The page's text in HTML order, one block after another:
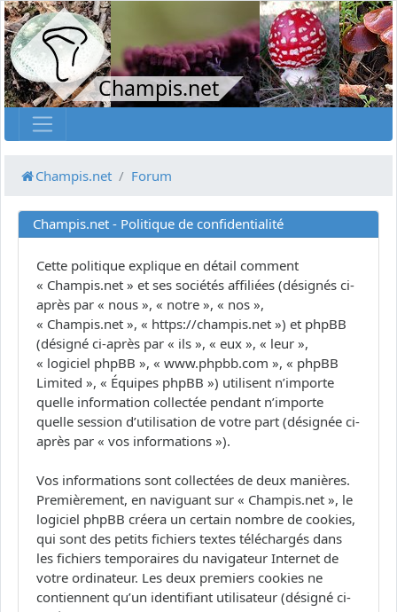
Champis.net
Champis.net Forum
Champis.net - Politique de confidentialité
Cette politique explique en détail comment
« Champis.net » et ses sociétés affiliées (désignés ci-
après par « nous », « notre », « nos »,
« Champis.net », « https://champis.net ») et phpBB
(désigné ci-après par « ils », « eux », « leur »,
« logiciel phpBB », « www.phpbb.com », « phpBB
Limited », « Équipes phpBB ») utilisent n’importe
quelle information collectée pendant n’importe
quelle session d’utilisation de votre part (désignée ci-
après par « vos informations »).
Vos informations sont collectées de deux manières.
Premièrement, en naviguant sur « Champis.net », le
logiciel phpBB créera un certain nombre de cookies,
qui sont des petits fichiers textes téléchargés dans
les fichiers temporaires du navigateur Internet de
votre ordinateur. Les deux premiers cookies ne
contiennent qu’un identifiant utilisateur (désigné ci-